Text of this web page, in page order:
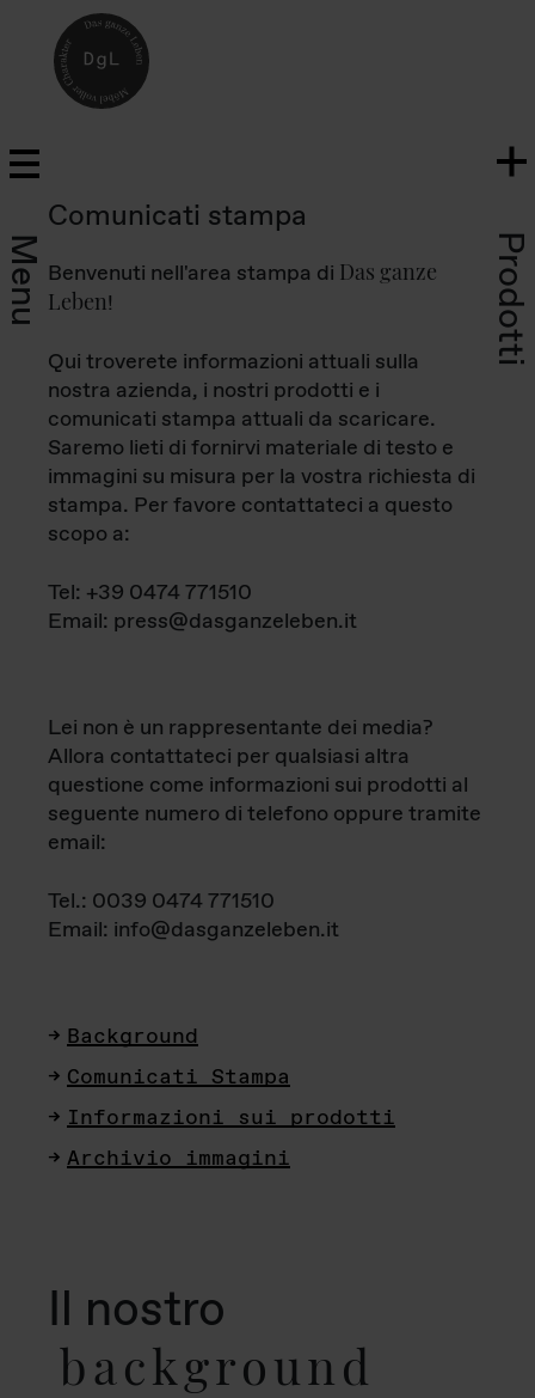
Menu Prodotti
Comunicati stampa
Benvenuti nell'area stampa di Das ganze
Leben!
Qui troverete informazioni attuali sulla
nostra azienda, i nostri prodotti e i
comunicati stampa attuali da scaricare.
Saremo lieti di fornirvi materiale di testo e
immagini su misura per la vostra richiesta di
stampa. Per favore contattateci a questo
scopo a:
Tel: +39 0474 771510
Email: press@dasganzeleben.it
Lei non è un rappresentante dei media?
Allora contattateci per qualsiasi altra
questione come informazioni sui prodotti al
seguente numero di telefono oppure tramite
email:
Tel.: 0039 0474 771510
Email: info@dasganzeleben.it
Background
Comunicati Stampa
Informazioni sui prodotti
Archivio immagini
Il nostro
background